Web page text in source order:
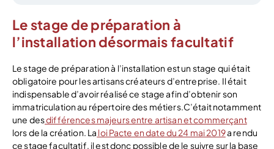
Le stage de préparation à
l’installation désormais facultatif
Le stage de préparation à l’installation est un stage qui était
obligatoire pour les artisans créateurs d’entreprise. Il était
indispensable d’avoir réalisé ce stage afin d’obtenir son
immatriculation au répertoire des métiers.C’était notamment
une desdifférences majeurs entre artisan et commerçant
lors de la création. La loi Pacte en date du 24 mai 2019a rendu
ce stage facultatif, il est donc possible de le suivre sur la base